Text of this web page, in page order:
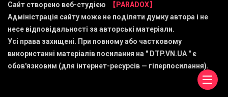
Сайт створено веб-студією
【PARADOX】
Адміністрація сайту може не поділяти думку автора і не
несе відповідальності за авторські матеріали.
Усі права захищені. При повному або частковому
використанні матеріалів посилання на " DTP.VN.UA " є
обов'язковим (для інтернет-ресурсів — гіперпосилання).